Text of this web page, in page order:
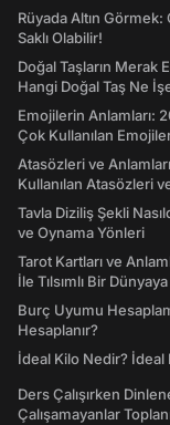
Rüyada Altın
Saklı Olabilir!
Doğal Taşların Merak
Hangi Doğal Taş Ne
Emojilerin Anlamları:
Çok Kullanılan
Atasözleri ve
Kullanılan Atasözleri
Tavla Diziliş Şekli
ve Oynama Yönleri
Tarot Kartları ve
İle Tılsımlı Bir
Burç Uyumu
Hesaplanır?
İdeal Kilo Nedir? İdeal
Ders Çalışırken
Çalışamayanlar